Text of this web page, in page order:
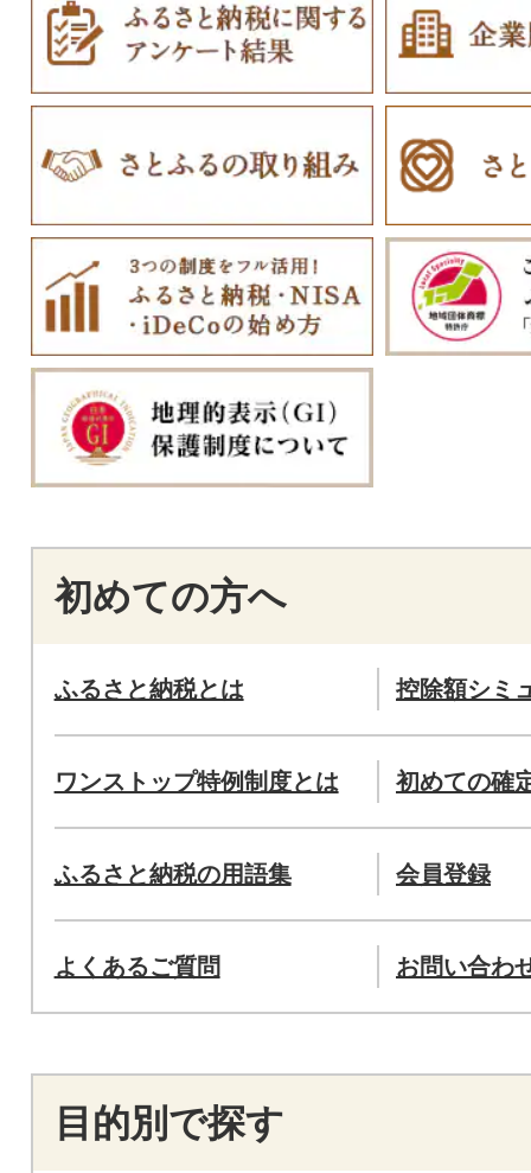
初めての方へ
ふるさと納税とは 控除額シミ
ワンストップ特例制度とは 初めての確
ふるさと納税の用語集 会員登録
よくあるご質問 お問い合わ
目的別で探す